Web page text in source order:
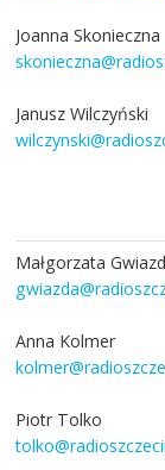
Joanna Skonieczna
Janusz Wilczyński
Małgorzata
Anna Kolmer
Piotr Tolko